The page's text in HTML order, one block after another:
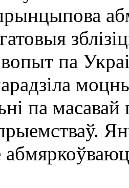
па
па